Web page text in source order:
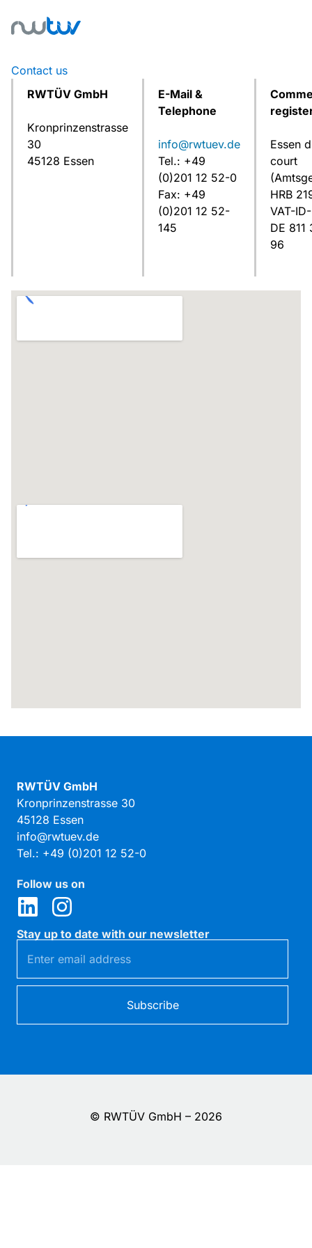
Contact us
RWTÜV GmbH
Kronprinzenstrasse
30
45128 Essen
E-Mail &
Telephone
info@rwtuev.de
Tel.: +49
(0)201 12 52-0
Fax: +49
(0)201 12 52-
145
Essen
court
HRB
VAT-
DE 811
96
RWTÜV GmbH
Kronprinzenstrasse 30
45128 Essen
info@rwtuev.de
Tel.: +49 (0)201 12 52-0
Follow us on
Stay up to date with our newsletter
Subscribe
© RWTÜV GmbH – 2026